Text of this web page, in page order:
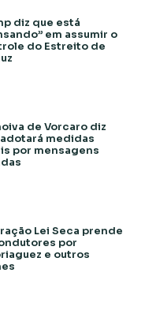
diz que está
em assumir o
do Estreito de
de Vorcaro diz
medidas
por mensagens
Lei Seca prende
por
e outros